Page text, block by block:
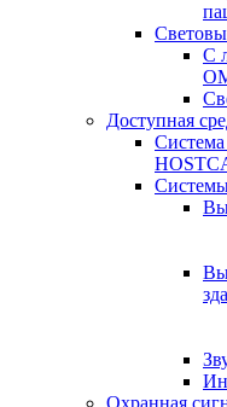
С
Доступная
Охранная